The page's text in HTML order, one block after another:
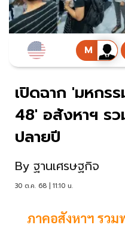
เปิดฉาก 'มหกร
48' อสังหาฯ ร
ปลายปี
By ฐานเศรษฐกิจ
30 ต.ค. 68 | 11:10 น.
ภาคอสังหาฯ รวม